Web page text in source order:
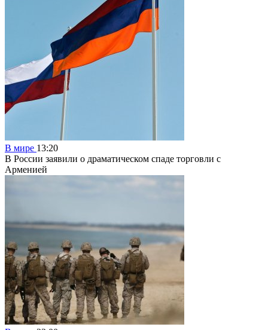
В мире 13:20
В России заявили о драматическом спаде торговли с
Арменией